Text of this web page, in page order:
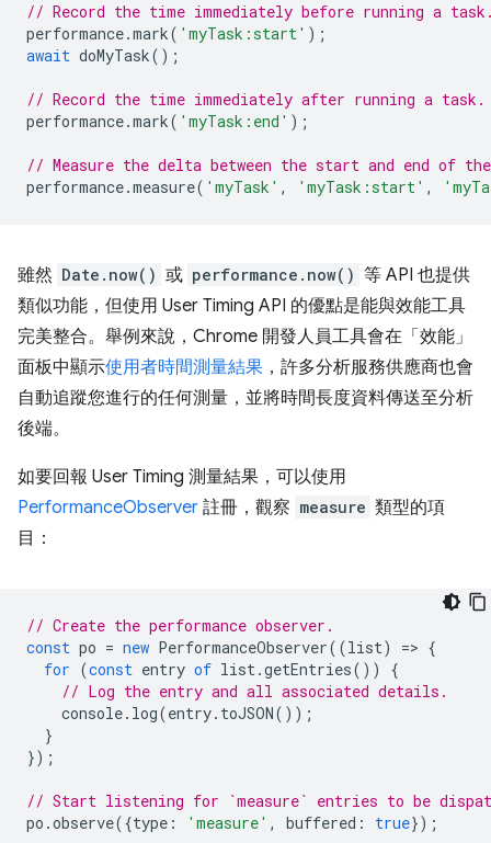
// Record the time immediately before running a
performance.mark( 'myTask:start' );
await doMyTask();
// Record the time immediately after running a task.
performance.mark( 'myTask:end' );
// Measure the delta between the start and end of
performance.measure( 'myTask' , 'myTask:start' ,
雖然 Date.now() 或 performance.now() 等 API 也提供
類似功能，但使用 User Timing API 的優點是能與效能工具
完美整合。舉例來說，Chrome 開發人員工具會在「效能」
面板中顯示使用者時間測量結果 ，許多分析服務供應商也會
自動追蹤您進行的任何測量，並將時間長度資料傳送至分析
後端。
如要回報 User Timing 測量結果，可以使用
PerformanceObserver 註冊，觀察 measure 類型的項
目：
// Create the performance observer.
const po = new PerformanceObserver((list) => {
for (const entry of list.getEntries())
{
// Log the entry and all associated details.
console. log(entry. toJSON());
}
});
// Start listening for `measure` entries to be
po .observe({type : 'measure' , buffered : true});